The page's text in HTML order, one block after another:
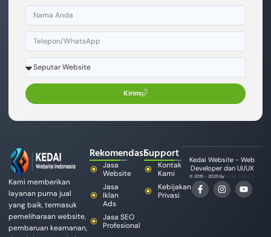
Kami memberikan
layanan purna jual
yang baik, termasuk
pemeliharaan website,
pembaruan keamanan,
Rekomendasi
Jasa
Website
Jasa
Iklan
Ads
Jasa SEO
Profesional
Support
Kontak
Kami
Kebijakan
Privasi
Kedai Website - Web
Developer dan UI/UX
© 2015 - 2025 by Kedai Website
Kirim